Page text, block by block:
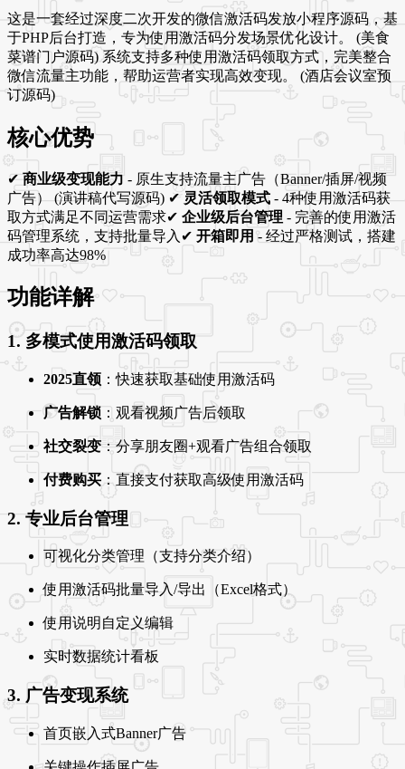
这是一套经过深度二次开发的微信激活码发放小程序源码，基
于PHP后台打造，专为使用激活码分发场景优化设计。 (美食
菜谱门户源码) 系统支持多种使用激活码领取方式，完美整合
微信流量主功能，帮助运营者实现高效变现。 (酒店会议室预
订源码)
核心优势
✔商业级变现能力- 原生支持流量主广告（Banner/插屏/视频
广告） (演讲稿代写源码) ✔ 灵活领取模式 - 4种使用激活码获
取方式满足不同运营需求✔ 企业级后台管理 - 完善的使用激活
码管理系统，支持批量导入✔ 开箱即用 - 经过严格测试，搭建
成功率高达98%
功能详解
1. 多模式使用激活码领取
2025直领 ：快速获取基础使用激活码
广告解锁 ：观看视频广告后领取
社交裂变：分享朋友圈+观看广告组合领取
付费购买：直接支付获取高级使用激活码
2. 专业后台管理
可视化分类管理（支持分类介绍）
使用激活码批量导入/导出（Excel格式）
使用说明自定义编辑
实时数据统计看板
3. 广告变现系统
首页嵌入式Banner广告